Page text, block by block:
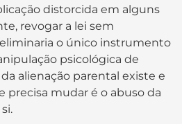
distorcida em alguns
revogar a lei sem
o único instrumento
psicológica de
alienação parental existe e
precisa mudar é o abuso da